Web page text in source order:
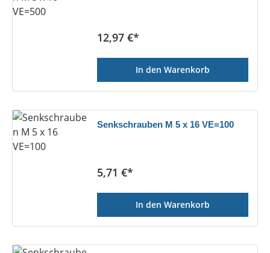
Regulärer Preis:
12,97 €*
In den Warenkorb
Senkschrauben M 5 x 16 VE=100
Regulärer Preis:
5,71 €*
In den Warenkorb